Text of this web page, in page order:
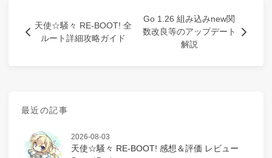
天使☆騒々 RE-BOOT! 全
ルート詳細攻略ガイド
Go 1.26 組み込みnew関
数改良等のアップデート
解説
最近の記事
2026-08-03
天使☆騒々 RE-BOOT! 感想＆評価 レビュー